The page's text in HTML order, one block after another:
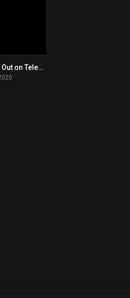
8.5
Visible: Out on Television 2020 en Streaming HD Gratuit !